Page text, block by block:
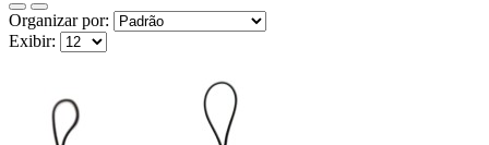
Organizar por:
Exibir: